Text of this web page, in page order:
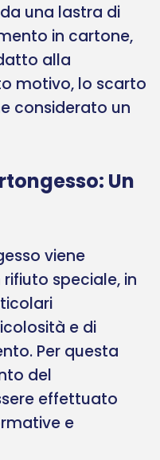
una lastra di
in cartone,
alla
motivo, lo scarto
considerato un
Un
viene
speciale, in
e di
Per questa
del
effettuato
e